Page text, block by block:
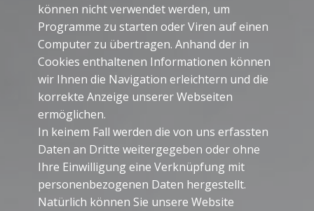
können nicht verwendet werden, um
Programme zu starten oder Viren auf einen
Computer zu übertragen. Anhand der in
Cookies enthaltenen Informationen können
wir Ihnen die Navigation erleichtern und die
korrekte Anzeige unserer Webseiten
ermöglichen.
In keinem Fall werden die von uns erfassten
Daten an Dritte weitergegeben oder ohne
Ihre Einwilligung eine Verknüpfung mit
personenbezogenen Daten hergestellt.
Natürlich können Sie unsere Website